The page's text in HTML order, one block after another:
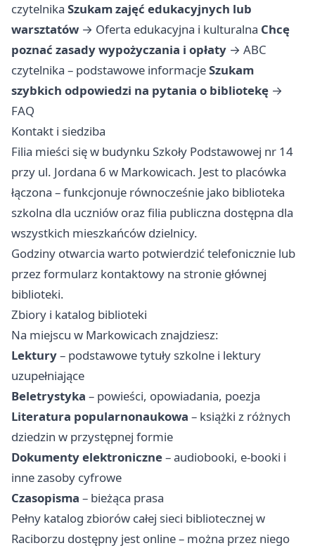
czytelnika Szukam zajęć edukacyjnych lub
warsztatów → Oferta edukacyjna i kulturalna Chcę
poznać zasady wypożyczania i opłaty → ABC
czytelnika – podstawowe informacjeSzukam
szybkich odpowiedzi na pytania o bibliotekę →
FAQ
Kontakt i siedziba
Filia mieści się w budynku Szkoły Podstawowej nr 14
przy ul. Jordana 6 w Markowicach. Jest to placówka
łączona – funkcjonuje równocześnie jako biblioteka
szkolna dla uczniów oraz filia publiczna dostępna dla
wszystkich mieszkańców dzielnicy.
Godziny otwarcia warto potwierdzić telefonicznie lub
przez formularz kontaktowy na stronie głównej
biblioteki.
Zbiory i katalog biblioteki
Na miejscu w Markowicach znajdziesz:
Lektury– podstawowe tytuły szkolne i lektury
uzupełniające
Beletrystyka – powieści, opowiadania, poezja
Literatura popularnonaukowa – książki z różnych
dziedzin w przystępnej formie
Dokumenty elektroniczne– audiobooki, e-booki i
inne zasoby cyfrowe
Czasopisma – bieżąca prasa
Pełny katalog zbiorów całej sieci bibliotecznej w
Raciborzu dostępny jest online – można przez niego